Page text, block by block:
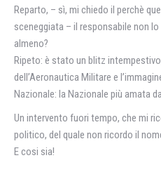
Reparto, – sì, mi chiedo il perchè
sceneggiata – il responsabile non
almeno?
Ripeto: è stato un blitz
dell’Aeronautica Militare e
Nazionale: la Nazionale più amata
Un intervento fuori tempo, che mi
politico, del quale non ricordo il
E cosi sia!